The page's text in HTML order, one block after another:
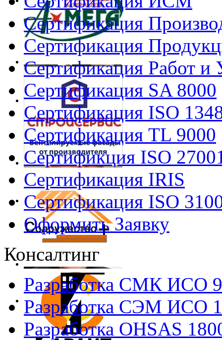
Сертификация
Сертификация
Сертификация Работ и
Сертификация SA 8000
Сертификация ISO
Сертификация TL 9000
Сертификция ISO
Сертификация IRIS
Сертификация ISO
Оформить Заявку
Консалтинг
Разработка СМК ИСО
Разработка СЭМ ИСО
Разработка OHSAS